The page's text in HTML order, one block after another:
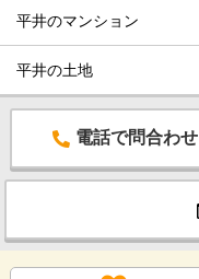
平井のマンション
平井の土地
電話で問合わせ